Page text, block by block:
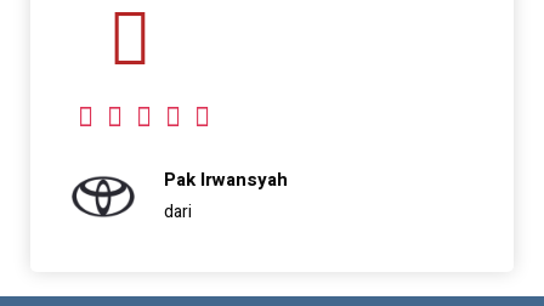
Hatchback
Test Drive
Pak Irwansyah
dari